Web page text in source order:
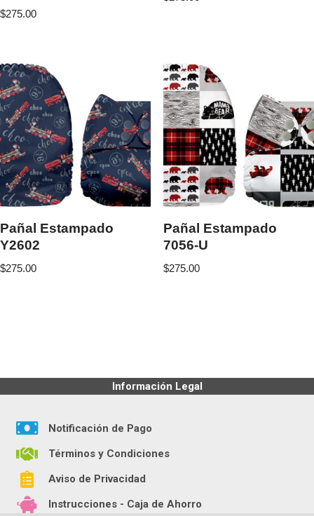
$275.00
Pañal Estampado
Y2602
$275.00
Pañal Estampado
7056-U
$275.00
Información Legal
Notificación de Pago
Términos y Condiciones
Aviso de Privacidad
Instrucciones - Caja de Ahorro